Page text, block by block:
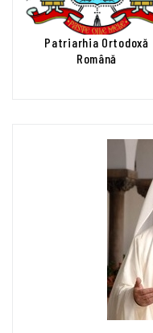
Patriarhia Ortodoxă
Română